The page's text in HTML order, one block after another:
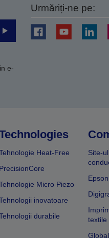
Trimiteți
e-
Urmăriți-ne pe:
Heat-Free
PrecisionCore
Micro Piezo
inovatoare
durabile
Site-
textile
Global